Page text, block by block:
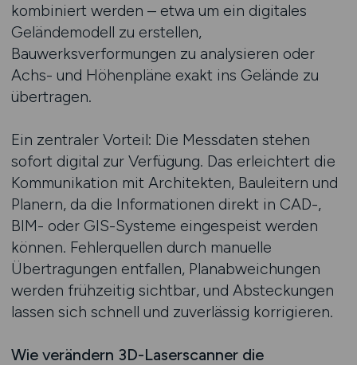
kombiniert werden – etwa um ein digitales
Geländemodell zu erstellen,
Bauwerksverformungen zu analysieren oder
Achs- und Höhenpläne exakt ins Gelände zu
übertragen.
Ein zentraler Vorteil: Die Messdaten stehen
sofort digital zur Verfügung. Das erleichtert die
Kommunikation mit Architekten, Bauleitern und
Planern, da die Informationen direkt in CAD-,
BIM- oder GIS-Systeme eingespeist werden
können. Fehlerquellen durch manuelle
Übertragungen entfallen, Planabweichungen
werden frühzeitig sichtbar, und Absteckungen
lassen sich schnell und zuverlässig korrigieren.
Wie verändern 3D-Laserscanner die